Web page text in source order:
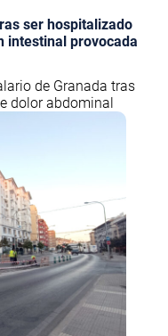
ser hospitalizado
intestinal provocada
de Granada tras
dolor abdominal